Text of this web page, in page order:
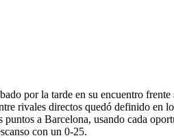
por la tarde en su encuentro
rivales directos quedó definido en
a Barcelona, usando cada
con un 0-25.